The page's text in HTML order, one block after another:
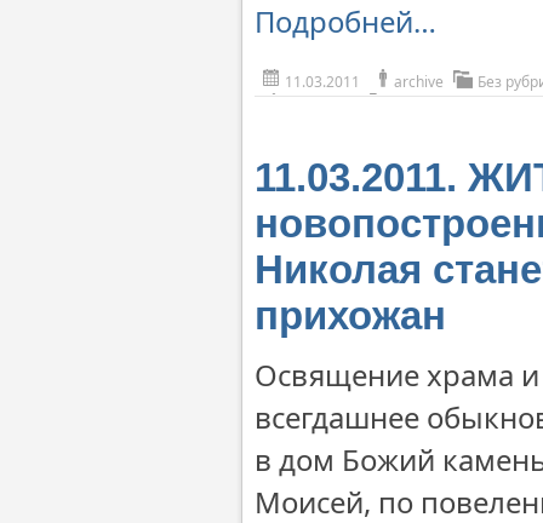
Подробней…
11.03.2011 archive Без
11.03.2011.
Николая
прихожан
Освящение храма и
всегдашнее
в дом Божий
Моисей, по